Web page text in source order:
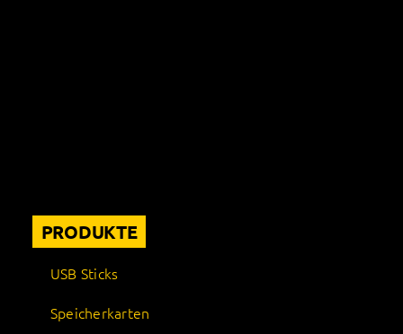
PRODUKTE
USB Sticks
Speicherkarten